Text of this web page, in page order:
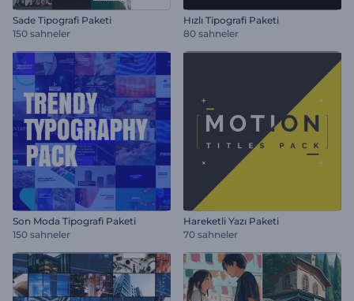
Sade Tipografi Paketi
150 sahneler
Hızlı Tipografi Paketi
80 sahneler
Son Moda Tipografi Paketi
150 sahneler
Hareketli Yazı Paketi
70 sahneler